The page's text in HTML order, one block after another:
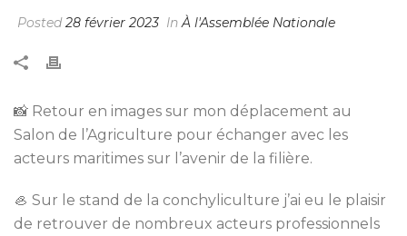
Posted28 février 2023 InÀ l'Assemblée Nationale
📸 Retour en images sur mon déplacement au
Salon de l’Agriculture pour échanger avec les
acteurs maritimes sur l’avenir de la filière.
🦪 Sur le stand de la conchyliculture j’ai eu le plaisir
de retrouver de nombreux acteurs professionnels